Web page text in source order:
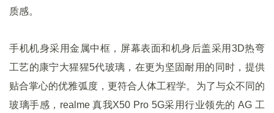
质感。
手机机身采用金属中框，屏幕表面和机身后盖采用3D热弯
工艺的康宁大猩猩5代玻璃，在更为坚固耐用的同时，提供
贴合掌心的优雅弧度，更符合人体工程学。为了与众不同的
玻璃手感，realme 真我X50 Pro 5G采用行业领先的 AG 工